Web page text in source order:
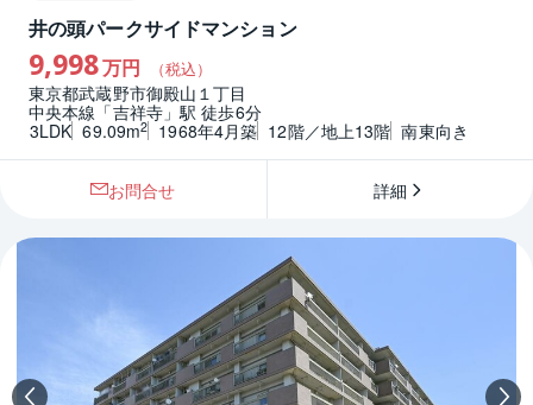
井の頭パークサイドマンション
9,998万円 （税込）
東京都武蔵野市御殿山１丁目
中央本線「吉祥寺」駅 徒歩6分
3LDK 69.09m2 1968年4月築 12階／地上13階 南東向き
お問合せ 詳細